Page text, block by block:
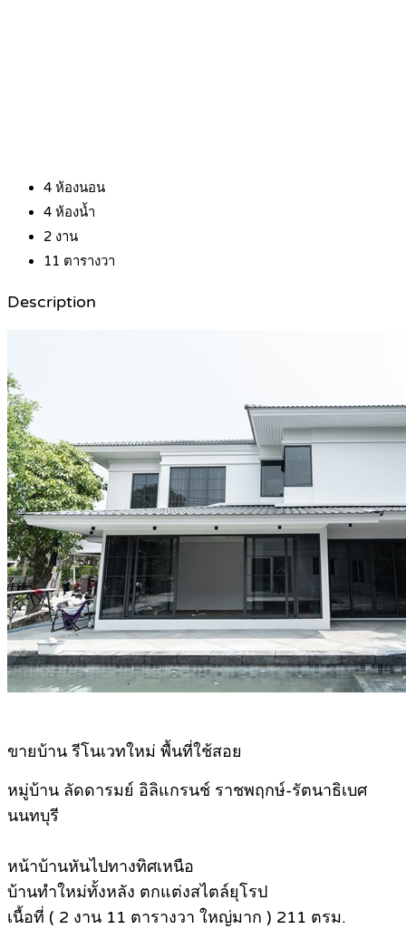
4 ห้องนอน
4 ห้องน้ำ
2 งาน
11 ตารางวา
Description
ขายบ้าน รีโนเวทใหม่ พื้นที่ใช้สอย
หมู่บ้าน ลัดดารมย์ อิลิแกรนช์ ราชพฤกษ์-รัตนาธิเบศ
นนทบุรี
หน้าบ้านหันไปทางทิศเหนือ
บ้านทำใหม่ทั้งหลัง ตกแต่งสไตล์ยุโรป
เนื้อที่ ( 2 งาน 11 ตารางวา ใหญ่มาก ) 211 ตรม.